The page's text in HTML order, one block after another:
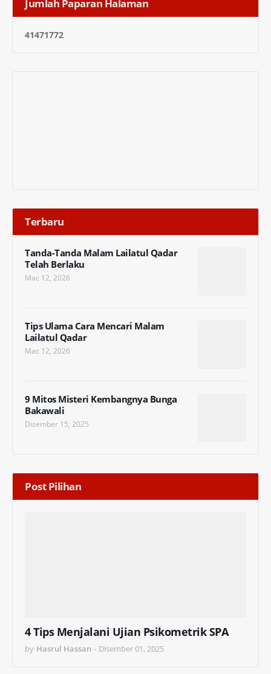
Jumlah Paparan Halaman
41471772
Terbaru
Tanda-Tanda Malam Lailatul Qadar
Telah Berlaku
Mac 12, 2026
Tips Ulama Cara Mencari Malam
Lailatul Qadar
Mac 12, 2026
9 Mitos Misteri Kembangnya Bunga
Bakawali
Disember 15, 2025
Post Pilihan
4 Tips Menjalani Ujian Psikometrik SPA
by Hasrul Hassan - Disember 01, 2025